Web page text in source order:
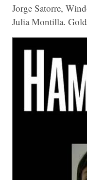
Jorge Satorre,
Julia Montilla.